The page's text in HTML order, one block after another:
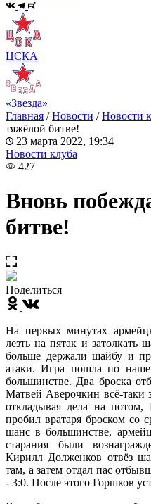
ЦСКА
«Звезда»
Главная /Новости /Новости
тяжёлой битве!
23 марта 2022, 19:34
Новости клуба
427
Вновь
битве!
Поделиться
На первых минутах
лезть на пятак и затолкать
больше держали шайбу и
атаки. Игра пошла по
большинстве. Два броска
Матвей Аверочкин всё-таки
откладывая дела на
пробил вратаря броском со
шанс в большинстве,
старания были
Кирилл Долженков отвёз
там, а затем отдал пас
- 3:0. После этого Горшков